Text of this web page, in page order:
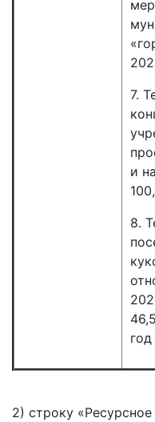
7.
и
8.
2) строку